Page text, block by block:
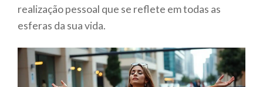
realização pessoal que se reflete em todas as
esferas da sua vida.